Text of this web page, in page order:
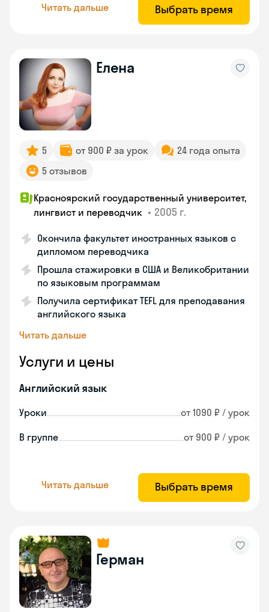
Читать дальше Выбрать время
Елена
5 от 900 ₽ за урок
24 года опыта
5 отзывов
Красноярский государственный университет,
лингвист и переводчик • 2005 г.
Окончила факультет иностранных языков с
дипломом переводчика
Прошла стажировки в США и Великобритании
по языковым программам
Получила сертификат TEFL для преподавания
английского языка
Читать дальше
Услуги и цены
Английский язык
Уроки от 1090 ₽ / урок
В группе от 900 ₽ / урок
Читать дальше Выбрать время
Герман